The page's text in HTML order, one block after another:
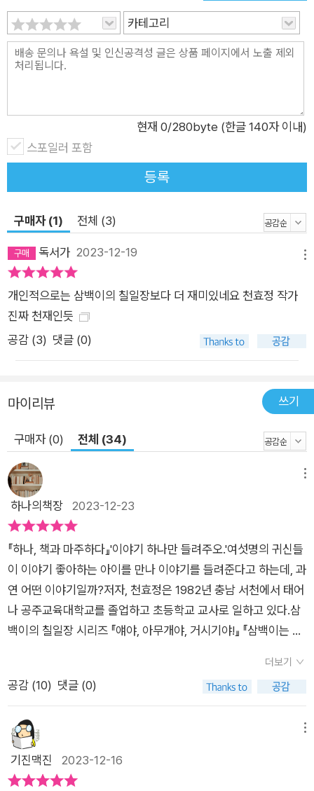
던 잠보가 대나무 베개를 만들어 사람과 짐승은 물론 저승사자까
지, 온갖 잠 못 드는 존재들을 하룻밤 푹 재우며 지친 영혼을 달래
주는 포근한 이야기로 재탄생한다. 이야기가 하나씩 완성될 때마
온전한 모습을 되찾자 귀신들은 마침내 넓고 높은 세상으로 훨훨
고치고 다듬어 새로 만든 이야기들은 옛이야기 특유의 말맛과 리
듬 덕분에 읽는 것만으로 쾌감을 주는데, 다 읽고 나면 오늘을 살
아가는 우리에게 개운한 뒷맛까지 선사한다. 「청백리네 강아지」
에서는 제 생긴 대로 살아가는 법을 알게 된 청백리와 육백이가,
「빨래꾼과 복복이」에서는 더 이상 가련한 약자의 이미지로 그려
지기를 거부하는 소녀가, 「백두산 평평도사」에서는 ‘평평’과 ‘안
평평’의 이분법을 넘어 자기들만의 답을 찾아내는 아이들이, 「천
하무적 싸리동자」에서는 시시한 줄 알았던 재주가 다른 이들을
자꾸자꾸 돕게 된 아이가 등장해 일상의 권태감을 시원하게 날려
줄 웃음과 용기와 지혜를 딴딴하게 빚어 전한다. 둘레둘레 살펴보
이야기를 들을 줄만 알았던 아이가 귀신들을 만나 헌 이야기를 뚝
딱 고쳐 보고, 나중에는 날마다 새 이야기를 술술 만들어 낼 줄도
알게 된다. 그런 모습을 보고 있노라면 이야기를 즐기는 법에는
듣기도 있고, 고치기도 있고, 짓기도 있음을 헤아려 보게 된다. 또
아이의 이야기를 듣던 영감의 딸은 이를 쓱쓱 받아 적어 책으로
만들었다가 책 만드는 재미에 눈을 떠 책쾌가 되는데, 한 권의 책
이 수백 권 수천 권으로 불어나는 형세는 널리널리 퍼지고 오래오
래 살아남는 이야기의 힘을 있는 그대로 보여 주는 대목이다. 어
설픈 설정에서 출발한 이야기가 어떻게 새 생명을 얻는지, 이야기
꾼이 어떤 요소에 주목해 이야기를 다듬는지, 또 이렇게 완성된
이야기가 어떤 모습으로 독자들을 만나는지 자연스레 생각해 볼
수 있게 해 주는 동화로, 완독 후 이야기를 둘러싼 다양한 키워드
로 독후 활동을 이어 나가도 좋겠다. ‘삼백이의 칠일장’ 속 캐릭터
들에게 이야기책의 재미와 가치를 전해 온 천효정 작가와 최미란
이 발휘된다. ‘삼백이의 칠일장’을 즐겁게 읽은 독자라면 구석구
석 슬쩍 심어 둔 삼백이와의 연결고리를 하나둘 발견하는 재미까
지 쏠쏠하게 챙길 수 있다. 두 작가가 알로록달로록 알차게 구성
한 이야기보따리의 매듭을 풀어 보자. 온갖 신기하고 무섭고 우스
카테고리
현재 0/280byte (한글 140자 이내)
스포일러 포함
등록
구매자 (1) 전체 (3)
독서가 2023-12-19
개인적으로는 삼백이의 칠일장보다 더 재미있네요 천효정 작가
진짜 천재인듯
공감 (3) 댓글 (0)
마이리뷰 쓰기
구매자 (0) 전체 (34)
하나의책장 2023-12-23
『하나, 책과 마주하다』'이야기 하나만 들려주오.'여섯명의 귀신들
이 이야기 좋아하는 아이를 만나 이야기를 들려준다고 하는데, 과
연 어떤 이야기일까?저자, 천효정은 1982년 충남 서천에서 태어
나 공주교육대학교를 졸업하고 초등학교 교사로 일하고 있다.삼
백이의 칠일장 시리즈 『얘야, 아무개야, 거시기야!』 『삼백이는 모
았으며, 『건방이의 건방진 수련기』로 제2회 비룡소 스토리킹을
수상했다.그동안 『콩이네 옆집이 수상하다!』 『아저씨, 진짜 변호
구리 키우는 법』 『도깨비 느티 서울 입성기』 등을 썼다.옛날 하고
도 아주 먼 옛날에 이야기 좋아하는 아이가 살았어. 이 아이가 이
야기를 얼마나 좋아했냐면 먹고 자는 것보다 이야기 듣는 걸 더
더보기
공감 (10) 댓글 (0)
기진맥진 2023-12-16